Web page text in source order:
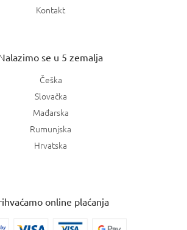
Kontakt
se u 5 zemalja
Češka
Slovačka
Mađarska
Rumunjska
Hrvatska
online plaćanja